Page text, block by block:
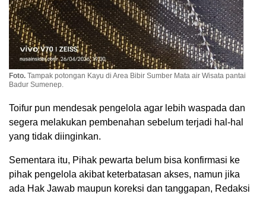
Foto. Tampak potongan Kayu di Area Bibir Sumber Mata air Wisata pantai
Badur Sumenep.
Toifur pun mendesak pengelola agar lebih waspada dan
segera melakukan pembenahan sebelum terjadi hal-hal
yang tidak diinginkan.
Sementara itu, Pihak pewarta belum bisa konfirmasi ke
pihak pengelola akibat keterbatasan akses, namun jika
ada Hak Jawab maupun koreksi dan tanggapan, Redaksi